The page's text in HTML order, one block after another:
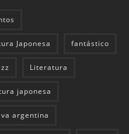
Japonesa fantástico
Literatura
japonesa
argentina